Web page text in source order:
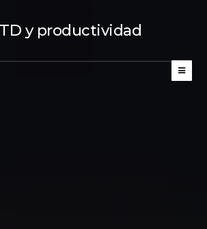
y productividad